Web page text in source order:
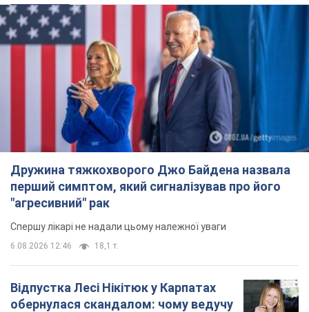
Дружина тяжкохворого Джо Байдена назвала
перший симптом, який сигналізував про його
"агресивний" рак
Спершу лікарі не надали цьому належної уваги
6.08.2026 12:46 18,1 т.
Відпустка Лесі Нікітюк у Карпатах
обернулася скандалом: чому ведучу